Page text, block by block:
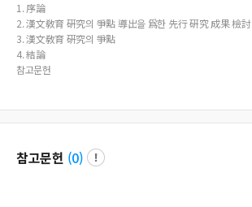
1. 序論
2. 漢文敎育 硏究의 爭點 導出을 爲한 先行 硏究 成果 檢討
3. 漢文敎育 硏究의 爭點
4. 結論
참고문헌
참고문헌 (0)